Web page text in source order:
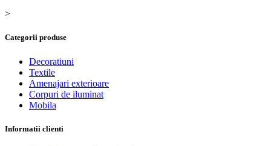
>
Categorii produse
Decoratiuni
Textile
Amenajari exterioare
Corpuri de iluminat
Mobila
Informatii clienti